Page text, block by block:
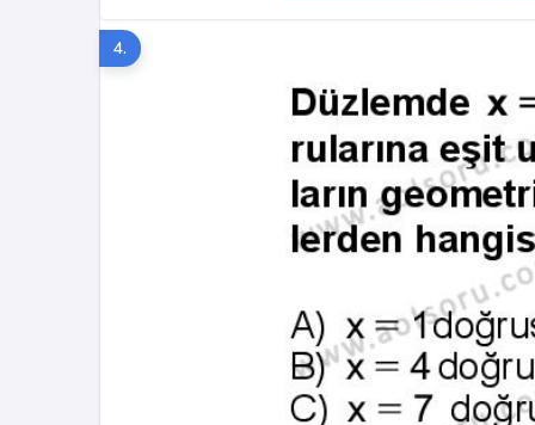
4.